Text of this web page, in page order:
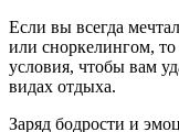
Если вы всегда
или сноркелингом, то
условия, чтобы вам
видах отдыха.
Заряд бодрости и